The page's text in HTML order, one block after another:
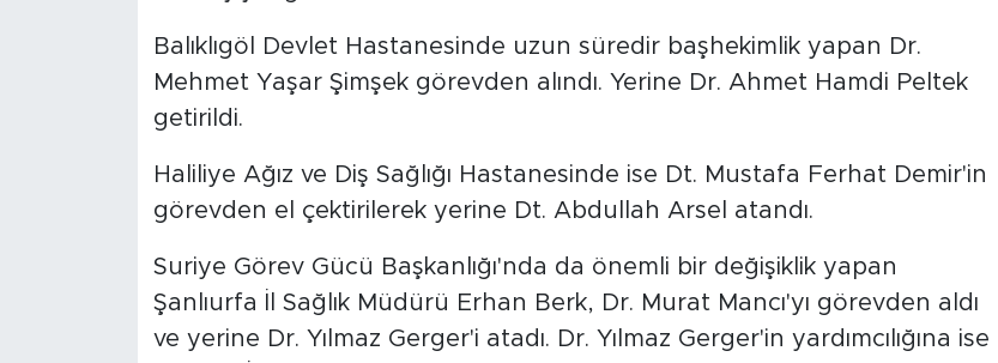
Balıklıgöl Devlet Hastanesinde uzun süredir başhekimlik yapan Dr.
Mehmet Yaşar Şimşek görevden alındı. Yerine Dr. Ahmet Hamdi Peltek
getirildi.
Haliliye Ağız ve Diş Sağlığı Hastanesinde ise Dt. Mustafa Ferhat Demir'in
görevden el çektirilerek yerine Dt. Abdullah Arsel atandı.
Suriye Görev Gücü Başkanlığı'nda da önemli bir değişiklik yapan
Şanlıurfa İl Sağlık Müdürü Erhan Berk, Dr. Murat Mancı'yı görevden aldı
ve yerine Dr. Yılmaz Gerger'i atadı. Dr. Yılmaz Gerger'in yardımcılığına ise